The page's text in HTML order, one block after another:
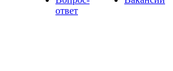
ответ